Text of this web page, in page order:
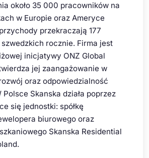
około 35 000 pracowników na
w Europie oraz Ameryce
przekraczają 177
rocznie. Firma jest
inicjatywy ONZ Global
jej zaangażowanie w
oraz odpowiedzialność
Skanska działa poprzez
się jednostki: spółkę
biurowego oraz
Skanska Residential